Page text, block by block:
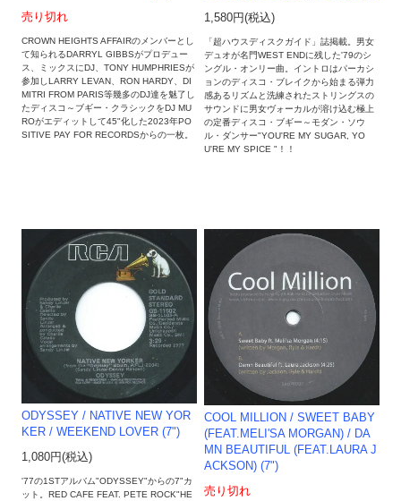
売り切れ
CROWN HEIGHTS AFFAIRのメンバーとし
て知られるDARRYL GIBBSがプロデュー
ス、ミックスにDJ、TONY HUMPHRIESが
参加しLARRY LEVAN、RON HARDY、DI
MITRI FROM PARIS等幾多のDJ達を魅了し
たディスコ～ブギー・クラシックをDJ MU
ROがエディットして45"化した2023年PO
SITIVE PAY FOR RECORDSからの一枚。
1,580円(税込)
「超ハウスディスクガイド」誌掲載。男女
デュオが名門WEST ENDに残した'79のシ
ングル・オンリー曲。イントロはパーカシ
ョンのディスコ・ブレイクから始まる弾力
感あるリズムと洗練されたストリングスの
サウンドに男女ヴォーカルが溶け込む極上
の定番ディスコ・ブギー～モダン・ソウ
ル・ダンサー"YOU'RE MY SUGAR, YO
U'RE MY SPICE "！！
ODYSSEY / NATIVE NEW YOR
KER / WEEKEND LOVER (7")
1,080円(税込)
'77の1STアルバム"ODYSSEY"からの7"カ
ット。RED CAFE FEAT. PETE ROCK"HE
COOL MILLION ‎/ SWEET BABY
(FEAT.MELI'SA MORGAN) / DA
MN BEAUTIFUL (FEAT.LAURA J
ACKSON) (7")
売り切れ